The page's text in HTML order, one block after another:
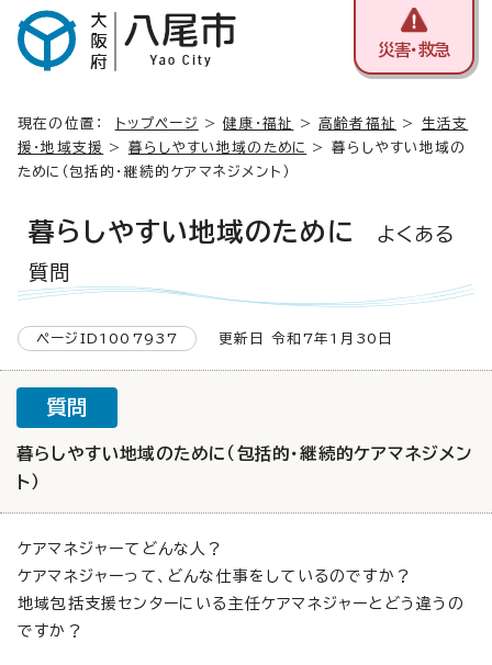
災害・救急
現在の位置： トップページ >健康・福祉 >高齢者福祉 > 生活支
援・地域支援
> 暮らしやすい地域のために
> 暮らしやすい地域の
ために（包括的・継続的ケアマネジメント）
暮らしやすい地域のために
よくある
質問
ページID1007937 更新日 令和7年1月30日
質問
暮らしやすい地域のために（包括的・継続的ケアマネジメン
ト）
ケアマネジャーてどんな人？
ケアマネジャーって、どんな仕事をしているのですか？
地域包括支援センターにいる主任ケアマネジャーとどう違うの
ですか？